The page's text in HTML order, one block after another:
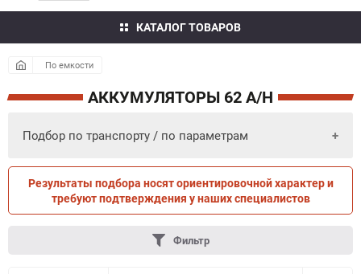
КАТАЛОГ ТОВАРОВ
По емкости
АККУМУЛЯТОРЫ 62 A/H
Подбор по транспорту / по параметрам
ПО ТРАНСПОРТУ ПО ПАРАМЕТРАМ
Результаты подбора носят ориентировочной характер и
требуют подтверждения у наших специалистов
Фильтр